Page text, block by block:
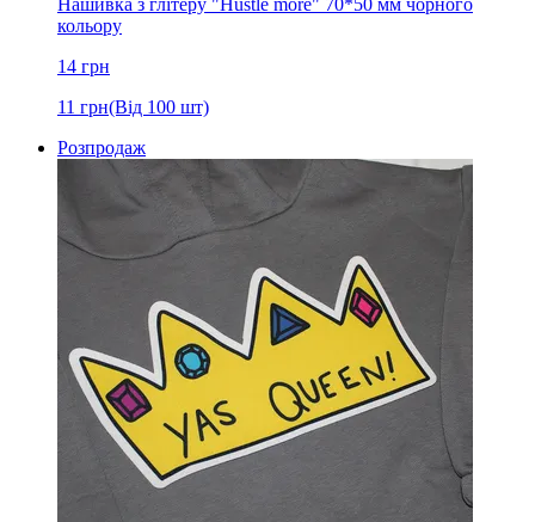
Нашивка з глітеру "Hustle more" 70*50 мм чорного
кольору
14 грн
11 грн(Від 100 шт)
Розпродаж